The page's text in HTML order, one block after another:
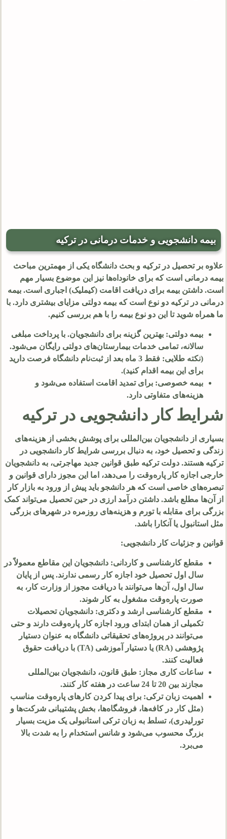
بیمه دانشجویی و خدمات درمانی در ترکیه
علاوه بر تحصیل در ترکیه و بحث دانشگاه یکی از مهمترین مباحث
بیمه درمانی است که برای خانوداه‌ها نیز این موضوع بسیار مهم
است. داشتن بیمه برای دریافت اقامت (کیملیک) اجباری است. بیمه
درمانی در ترکیه دو نوع است که بیمه دولتی مزایای بیشتری دارد. با
ما همراه شوید تا این دو نوع بیمه را با هم بررسی کنیم.
بیمه دولتی: بهترین گزینه برای دانشجویان. با پرداخت مبلغی
سالانه، تمامی خدمات بیمارستان‌های دولتی رایگان می‌شود.
(نکته طلایی: فقط 3 ماه بعد از ثبت‌نام دانشگاه فرصت دارید
برای این بیمه اقدام کنید).
بیمه خصوصی: برای تمدید اقامت استفاده می‌شود و
هزینه‌های متفاوتی دارد.
شرایط کار دانشجویی در ترکیه
بسیاری از دانشجویان بین‌المللی برای پوشش بخشی از هزینه‌های
زندگی و تحصیل خود، به دنبال بررسی شرایط کار دانشجویی در
ترکیه هستند. دولت ترکیه طبق قوانین جدید مهاجرتی، به دانشجویان
خارجی اجازه کار پاره‌وقت را می‌دهد، اما این مجوز دارای قوانین و
تبصره‌های خاصی است که هر دانشجو باید پیش از ورود به بازار کار
از آن‌ها مطلع باشد. داشتن درآمد ارزی در حین تحصیل می‌تواند کمک
بزرگی برای مقابله با تورم و هزینه‌های روزمره در شهرهای بزرگی
مثل استانبول یا آنکارا باشد.
قوانین و جزئیات کار دانشجویی:
مقطع کارشناسی و کاردانی: دانشجویان این مقاطع معمولاً در
سال اول تحصیل خود اجازه کار رسمی ندارند. پس از پایان
سال اول، آن‌ها می‌توانند با دریافت مجوز از وزارت کار، به
صورت پاره‌وقت مشغول به کار شوند.
مقطع کارشناسی ارشد و دکتری: دانشجویان تحصیلات
تکمیلی از همان ابتدای ورود اجازه کار پاره‌وقت دارند و حتی
می‌توانند در پروژه‌های تحقیقاتی دانشگاه به عنوان دستیار
پژوهشی (RA) یا دستیار آموزشی (TA) با دریافت حقوق
فعالیت کنند.
ساعات کاری مجاز: طبق قانون، دانشجویان بین‌المللی
مجازند بین20تا24 ساعت در هفته کار کنند.
اهمیت زبان ترکی: برای پیدا کردن کارهای پاره‌وقت مناسب
(مثل کار در کافه‌ها، فروشگاه‌ها، بخش پشتیبانی شرکت‌ها و
تورلیدری)، تسلط به زبان ترکی استانبولی یک مزیت بسیار
بزرگ محسوب می‌شود و شانس استخدام را به شدت بالا
می‌برد.